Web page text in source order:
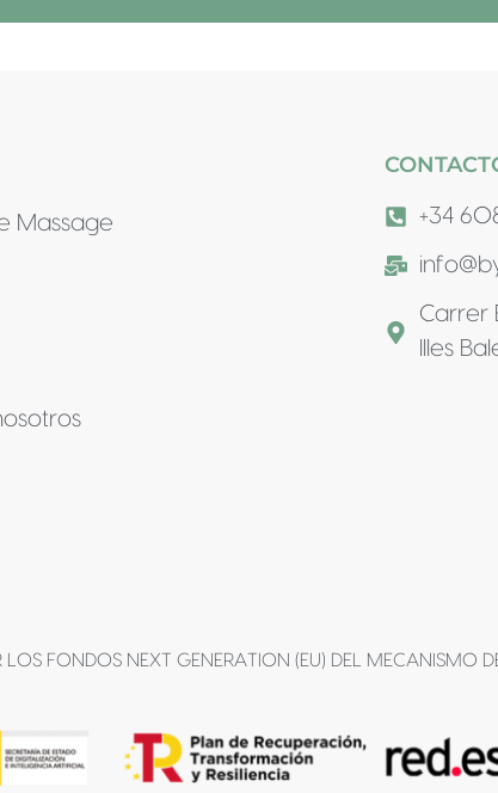
Massage +34
Carrer
Illes
FONDOS NEXT GENERATION (EU) DEL MECANISMO